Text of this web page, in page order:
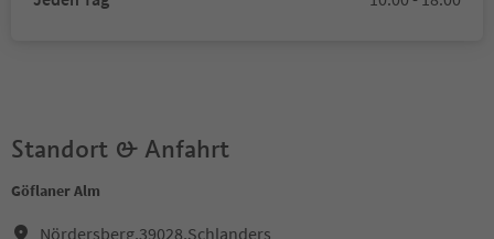
Standort & Anfahrt
Göflaner Alm
Nördersberg,39028,Schlanders